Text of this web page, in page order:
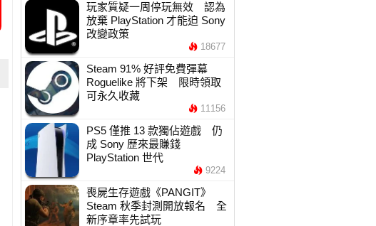
玩家質疑一周停玩無效 認為
放棄 PlayStation 才能迫 Sony
改變政策
18677
Steam 91% 好評免費彈幕
Roguelike 將下架 限時領取
可永久收藏
11156
PS5 僅推 13 款獨佔遊戲 仍
成 Sony 歷來最賺錢
PlayStation 世代
9224
喪屍生存遊戲《PANGIT》
Steam 秋季封測開放報名 全
新序章率先試玩